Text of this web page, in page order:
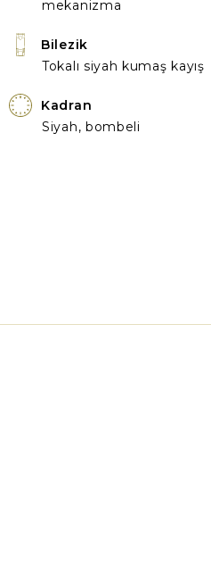
mekanizma
Bilezik
Tokalı siyah kumaş kayış
Kadran
Siyah, bombeli